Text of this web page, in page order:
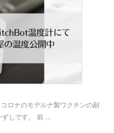
ロナのモデルナ製ワクチンの副
しです。 前 ...